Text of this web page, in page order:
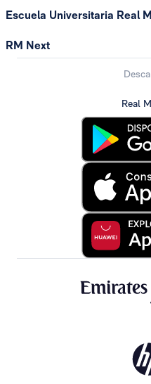
Escuela Universitaria Real
RM Next
Real